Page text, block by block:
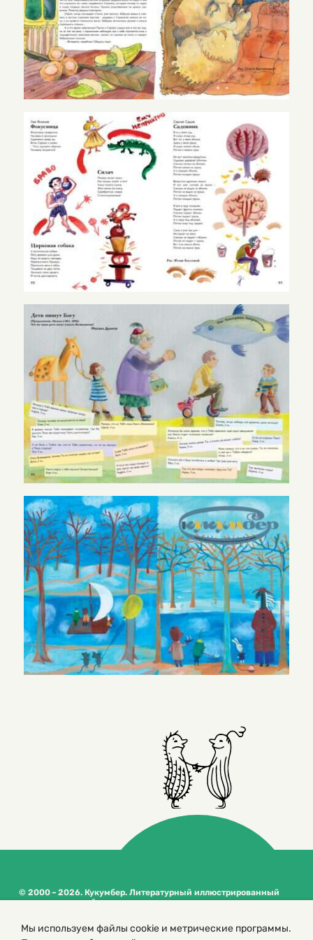
© 2000 – 2026. Кукумбер. Литературный иллюстрированный
журнал для детей
сайта
Мы используем файлы cookie и метрические программы.